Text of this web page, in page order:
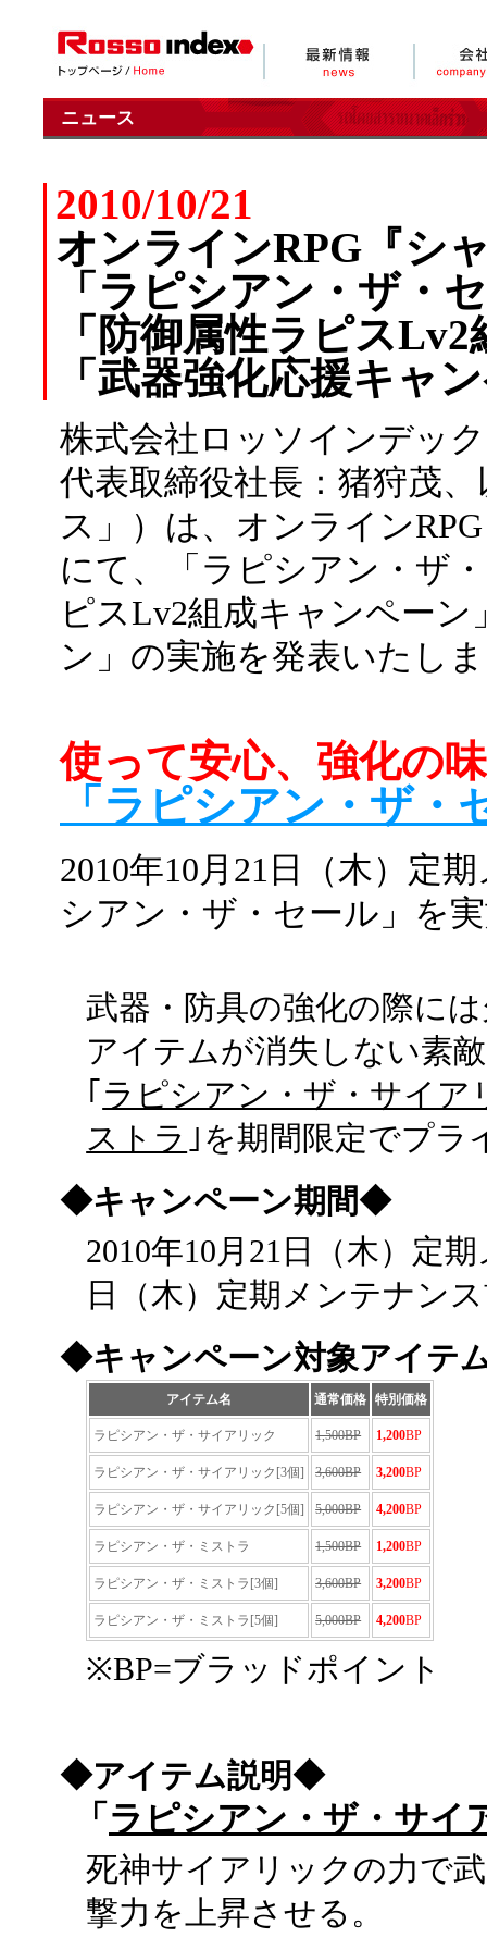
ニュース
2010/10/21
オンラインRPG『シ
「ラピシアン・ザ・
「防御属性ラピス
「武器強化応援キャ
株式会社ロッソインデッ
代表取締役社長：猪狩茂
ス」）は、オンライン
にて、「ラピシアン・ザ
ピスLv2組成キャンペー
ン」の実施を発表いたし
使って安心、強化の
「ラピシアン・ザ・
2010年10月21日（木）定
シアン・ザ・セール」を
武器・防具の強化の際に
アイテムが消失しない素
｢ ラピシアン・ザ・サイア
ストラ ｣を期間限定でプ
◆キャンペーン期間◆
2010年10月21日（木）定
日（木）定期メンテナン
◆キャンペーン対象アイテ
アイテム名 通常価格 特別価格
ラピシアン・ザ・サイアリック 1,500BP 1,200BP
ラピシアン・ザ・サイアリック[3個] 3,600BP 3,200BP
ラピシアン・ザ・サイアリック[5個] 5,000BP 4,200BP
ラピシアン・ザ・ミストラ 1,500BP 1,200BP
ラピシアン・ザ・ミストラ[3個] 3,600BP 3,200BP
ラピシアン・ザ・ミストラ[5個] 5,000BP 4,200BP
※BP=ブラッドポイント
◆アイテム説明◆
「 ラピシアン・ザ・サイ
死神サイアリックの力で
撃力を上昇させる。